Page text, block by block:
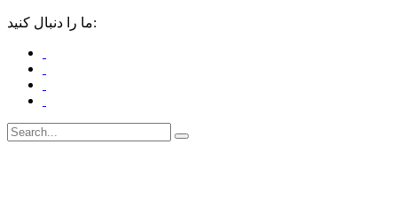
ما را دنبال کنید: